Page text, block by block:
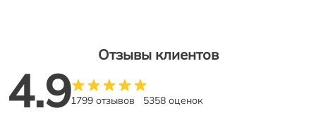
Отзывы клиентов
4.91799 отзывов 5358 оценок